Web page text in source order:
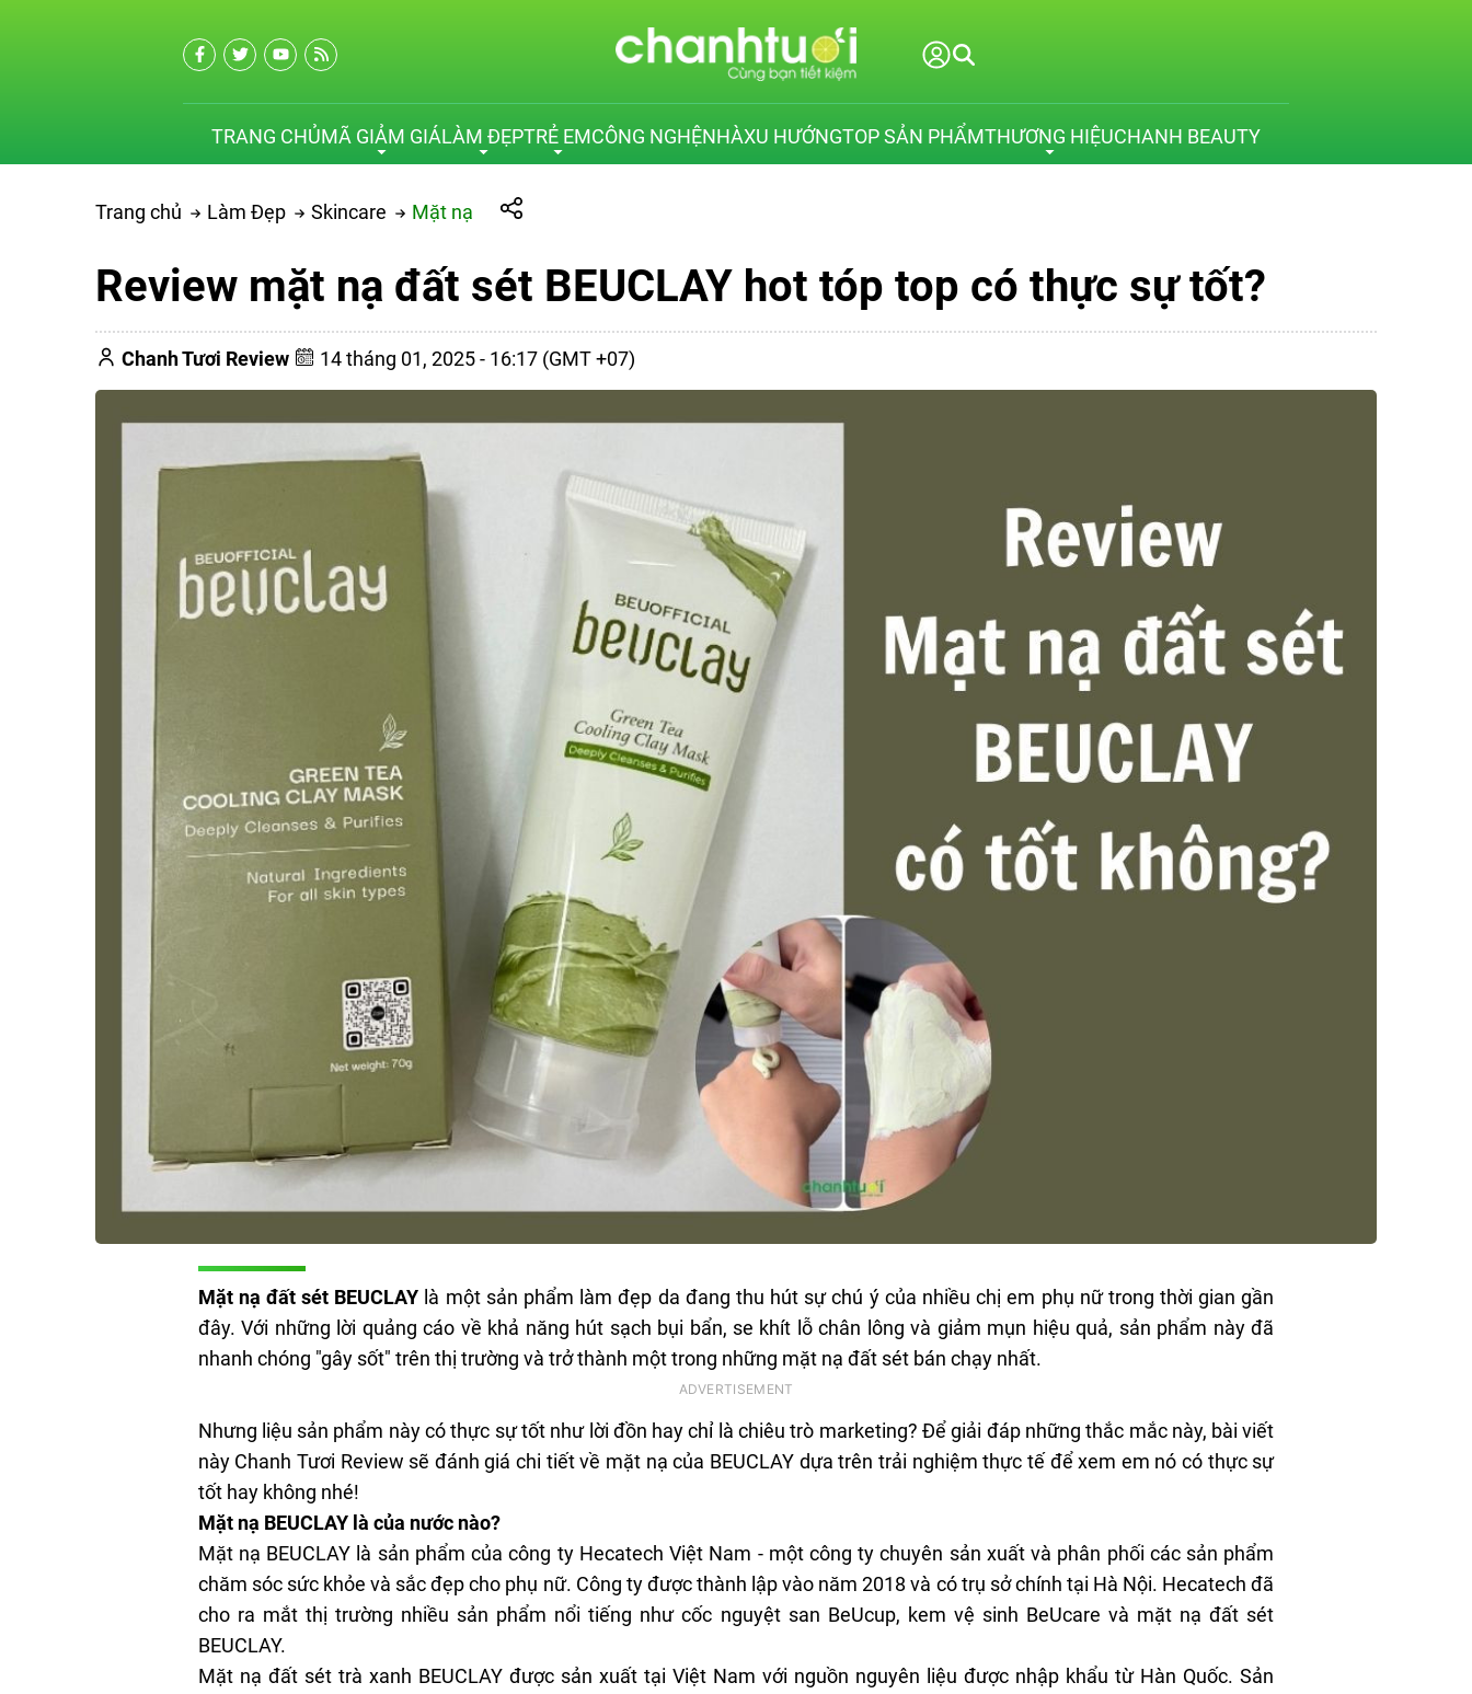
TRANG CHỦMÃ GIẢM GIÁLÀM ĐẸPTRẺ EMCÔNG NGHỆNHÀXU HƯỚNGTOP SẢN PHẨMTHƯƠNG HIỆUCHANH BEAUTY
Trang chủ Làm Đẹp Skincare Mặt nạ
Review mặt nạ đất sét BEUCLAY hot tóp top có thực sự tốt?
Chanh Tươi Review 14 tháng 01, 2025 - 16:17 (GMT +07)
Mặt nạ đất sét BEUCLAY là một sản phẩm làm đẹp da đang thu hút sự chú ý của nhiều chị em phụ nữ trong thời gian gần
đây. Với những lời quảng cáo về khả năng hút sạch bụi bẩn, se khít lỗ chân lông và giảm mụn hiệu quả, sản phẩm này đã
nhanh chóng "gây sốt" trên thị trường và trở thành một trong những mặt nạ đất sét bán chạy nhất.
Nhưng liệu sản phẩm này có thực sự tốt như lời đồn hay chỉ là chiêu trò marketing? Để giải đáp những thắc mắc này, bài viết
này Chanh Tươi Review sẽ đánh giá chi tiết về mặt nạ của BEUCLAY dựa trên trải nghiệm thực tế để xem em nó có thực sự
tốt hay không nhé!
Mặt nạ BEUCLAY là của nước nào?
Mặt nạ BEUCLAY là sản phẩm của công ty Hecatech Việt Nam - một công ty chuyên sản xuất và phân phối các sản phẩm
chăm sóc sức khỏe và sắc đẹp cho phụ nữ. Công ty được thành lập vào năm 2018 và có trụ sở chính tại Hà Nội. Hecatech đã
cho ra mắt thị trường nhiều sản phẩm nổi tiếng như cốc nguyệt san BeUcup, kem vệ sinh BeUcare và mặt nạ đất sét
BEUCLAY.
Mặt nạ đất sét trà xanh BEUCLAY được sản xuất tại Việt Nam với nguồn nguyên liệu được nhập khẩu từ Hàn Quốc. Sản